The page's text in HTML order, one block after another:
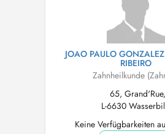
JOAO PAULO
RIBEIRO
Zahnheilkunde
65, Grand'Rue,
L-6630
Keine Verfügbarkeiten